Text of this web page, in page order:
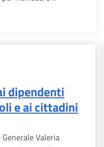
dipendenti
e ai cittadini
Valeria